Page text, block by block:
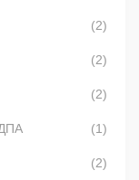
(2)
(2)
(2)
(1)
(2)